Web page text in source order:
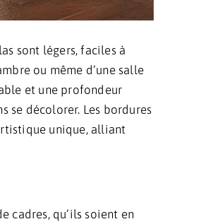
sont légers, faciles à
ou même d’une salle
et une profondeur
se décolorer. Les bordures
unique, alliant
cadres, qu’ils soient en